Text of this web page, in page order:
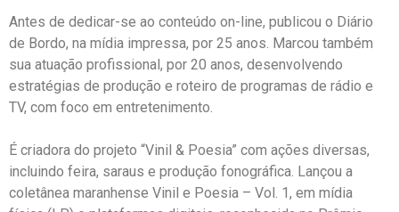
Antes de dedicar-se ao conteúdo on-line, publicou o Diário
de Bordo, na mídia impressa, por 25 anos. Marcou também
sua atuação profissional, por 20 anos, desenvolvendo
estratégias de produção e roteiro de programas de rádio e
TV, com foco em entretenimento.
É criadora do projeto “Vinil & Poesia” com ações diversas,
incluindo feira, saraus e produção fonográfica. Lançou a
coletânea maranhense Vinil e Poesia – Vol. 1, em mídia